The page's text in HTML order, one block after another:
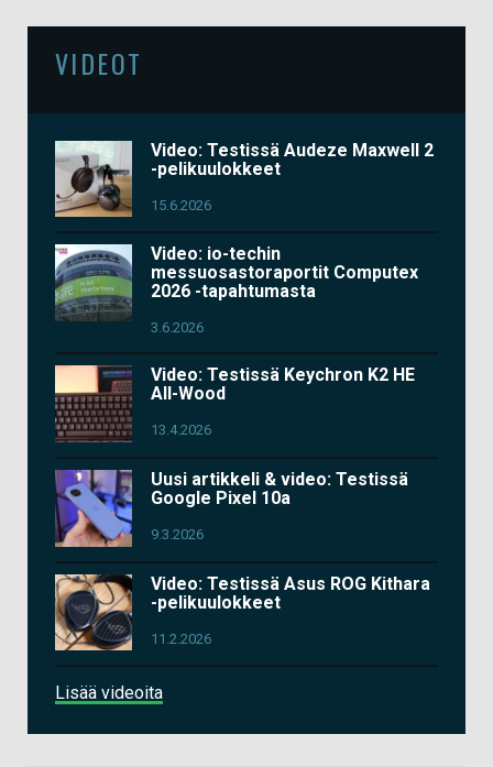
VIDEOT
Video: Testissä Audeze Maxwell 2
-pelikuulokkeet
15.6.2026
Video: io-techin
messuosastoraportit Computex
2026 -tapahtumasta
3.6.2026
Video: Testissä Keychron K2 HE
All-Wood
13.4.2026
Uusi artikkeli & video: Testissä
Google Pixel 10a
9.3.2026
Video: Testissä Asus ROG Kithara
-pelikuulokkeet
11.2.2026
Lisää videoita